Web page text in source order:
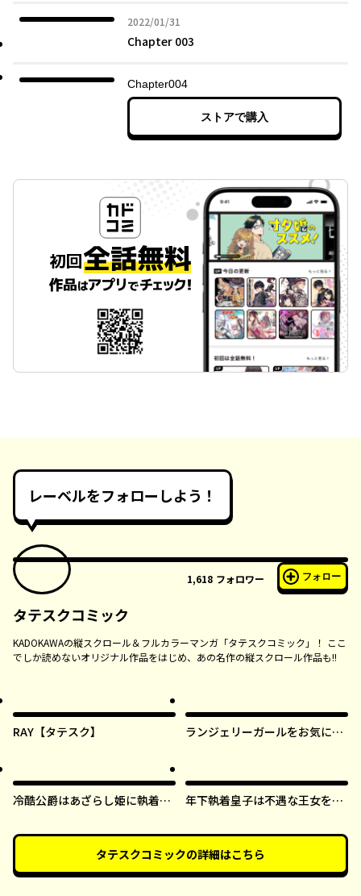
2022/01/31
2022年01月31日
Chapter 003
Chapter004
ストアで購入
レーベルをフォローしよう！
1,618 フォロワー フォロー
タテスクコミック
KADOKAWAの縦スクロール＆フルカラーマンガ「タテスクコミック」！ ここ
でしか読めないオリジナル作品をはじめ、あの名作の縦スクロール作品も!!
RAY【タテスク】
ランジェリーガールをお気に召
冷酷公爵はあざらし姫に執着中
年下執着皇子は不遇な王女を愛
タテスクコミックの詳細はこちら